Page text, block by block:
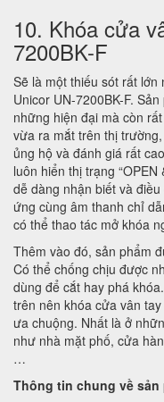
10. Khóa cửa
7200BK-F
Sẽ là một thiếu sót rất
Unicor UN-7200BK-F.
những hiện đại mà còn
vừa ra mắt trên thị
ủng hộ và đánh giá rất
luôn hiển thị trạng
dễ dàng nhận biết và
ứng cùng âm thanh chỉ
có thể thao tác mở khóa
Thêm vào đó, sản phẩm
Có thể chống chịu được
dùng để cắt hay phá
trên nên khóa cửa vân
ưa chuộng. Nhất là ở
như nhà mặt phố, cửa
…
Thông tin chung về sản